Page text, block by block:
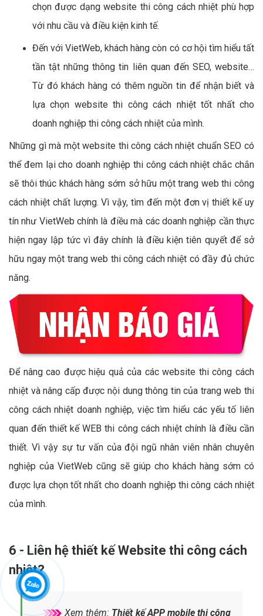
chọn được dạng website thi công cách nhiệt phù hợp
với nhu cầu và điều kiện kinh tế.
Đến với VietWeb, khách hàng còn có cơ hội tìm hiểu tất
tần tật những thông tin liên quan đến SEO, website…
Từ đó khách hàng có thêm nguồn tin để nhận biết và
lựa chọn website thi công cách nhiệt tốt nhất cho
doanh nghiệp thi công cách nhiệt của mình.
Những gì mà một website thi công cách nhiệt chuẩn SEO có
thể đem lại cho doanh nghiệp thi công cách nhiệt chắc chắn
sẽ thôi thúc khách hàng sớm sở hữu một trang web thi công
cách nhiệt chất lượng. Vì vậy, tìm đến một đơn vị thiết kế uy
tín như VietWeb chính là điều mà các doanh nghiệp cần thực
hiện ngay lập tức vì đây chính là điều kiện tiên quyết để sở
hữu ngay một trang web thi công cách nhiệt có đầy đủ chức
năng.
Để nâng cao được hiệu quả của các website thi công cách
nhiệt và nâng cấp được nội dung thông tin của trang web thi
công cách nhiệt doanh nghiệp, việc tìm hiểu các yếu tố liên
quan đến thiết kế WEB thi công cách nhiệt chính là điều cần
thiết. Vì vậy sự tư vấn của đội ngũ nhân viên nhân chuyên
nghiệp của VietWeb cũng sẽ giúp cho khách hàng sớm có
được lựa chọn tốt nhất cho doanh nghiệp thi công cách nhiệt
của mình.
6 - Liên hệ thiết kế Website thi công cách
nhiệt?
Xem thêm: Thiết kế APP mobile thi công